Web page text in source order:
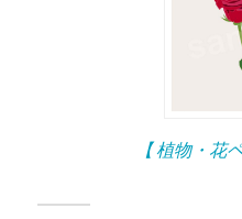
【 植物・花